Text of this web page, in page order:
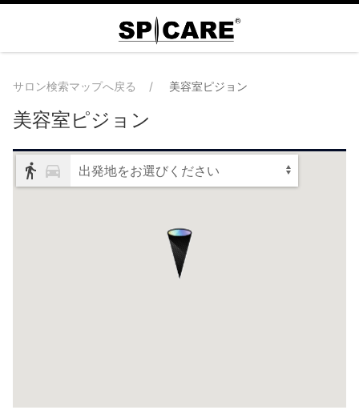
サロン検索マップへ戻る 美容室ピジョン
美容室ピジョン
出発地をお選びください